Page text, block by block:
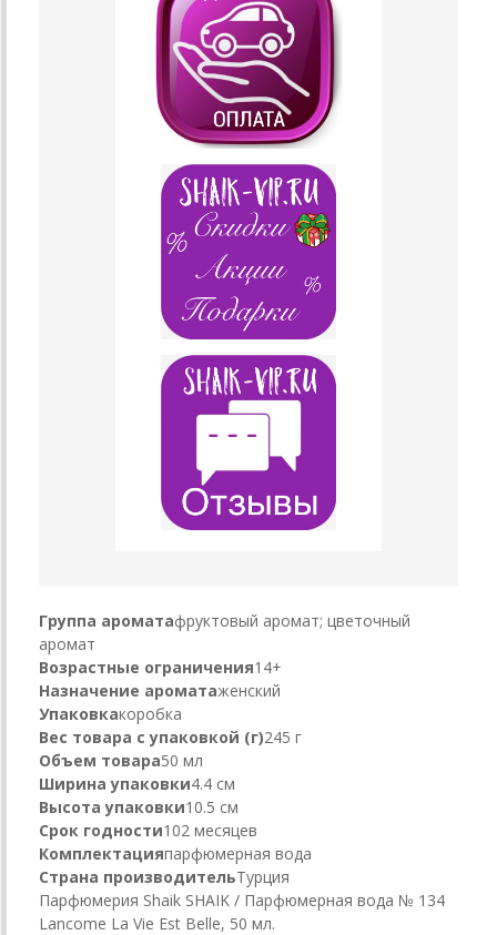
Группа ароматафруктовый аромат; цветочный
аромат
Возрастные ограничения14+
Назначение ароматаженский
Упаковкакоробка
Вес товара с упаковкой (г)245 г
Объем товара50 мл
Ширина упаковки4.4 см
Высота упаковки10.5 см
Срок годности102 месяцев
Комплектацияпарфюмерная вода
Страна производительТурция
Парфюмерия Shaik SHAIK / Парфюмерная вода № 134
Lancome La Vie Est Belle, 50 мл.